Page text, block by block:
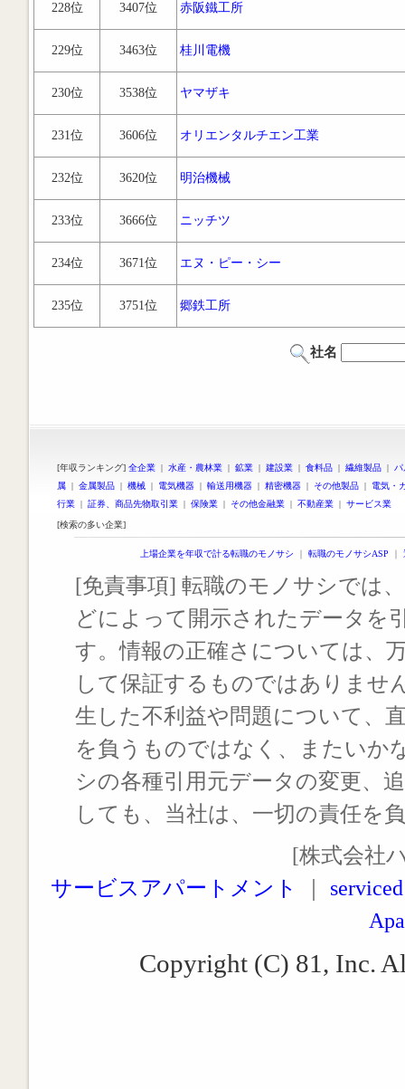
228位 3407位 赤阪鐵工所
229位 3463位 桂川電機
230位 3538位 ヤマザキ
231位 3606位 オリエンタルチエン工業
232位 3620位 明治機械
233位 3666位 ニッチツ
234位 3671位 エヌ・ピー・シー
235位 3751位 郷鉄工所
社名
[年収ランキング] 全企業 | 水産・農林業 | 鉱業 | 建設業 | 食料品 | 繊維製品 |
属 | 金属製品 | 機械 | 電気機器 | 輸送用機器 | 精密機器 | その他製品 | 電気・
行業 | 証券、商品先物取引業 | 保険業 | その他金融業 | 不動産業 | サービス業
[検索の多い企業]
上場企業を年収で計る転職のモノサシ ｜ 転職のモノサシASP ｜
[免責事項] 転職のモノサシでは
どによって開示されたデータを
す。情報の正確さについては、
して保証するものではありませ
生した不利益や問題について、
を負うものではなく、またいか
シの各種引用元データの変更、
しても、当社は、一切の責任を
[株式会社
サービスアパートメント
Copyright (C) 81, Inc.